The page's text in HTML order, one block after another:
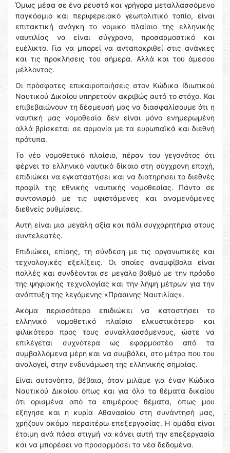
Όμως μέσα σε ένα ρευστό και γρήγορα μεταλλασσόμενο
παγκόσμιο και περιφερειακό γεωπολιτικό τοπίο, είναι
επιτακτική ανάγκη το νομικό πλαίσιο της ελληνικής
ναυτιλίας να είναι σύγχρονο, προσαρμοστικό και
ευέλικτο. Για να μπορεί να ανταποκριθεί στις ανάγκες
και τις προκλήσεις του σήμερα. Αλλά και του άμεσου
μέλλοντος.
Οι πρόσφατες επικαιροποιήσεις στον Κώδικα Ιδιωτικού
Ναυτικού Δικαίου υπηρετούν ακριβώς αυτό το στόχο. Και
επιβεβαιώνουν τη δέσμευσή μας να διασφαλίσουμε ότι η
ναυτική μας νομοθεσία δεν είναι μόνο ενημερωμένη
αλλά βρίσκεται σε αρμονία με τα ευρωπαϊκά και διεθνή
πρότυπα.
Το νέο νομοθετικό πλαίσιο, πέραν του γεγονότος ότι
φέρνει το ελληνικό ναυτικό δίκαιο στη σύγχρονη εποχή,
επιδιώκει να εγκαταστήσει και να διατηρήσει το διεθνές
προφίλ της εθνικής ναυτικής νομοθεσίας. Πάντα σε
συντονισμό με τις υφιστάμενες και αναμενόμενες
διεθνείς ρυθμίσεις.
Αυτή είναι μια μεγάλη αξία και πάλι συγχαρητήρια στους
συντελεστές.
Επιδιώκει, επίσης, τη σύνδεση με τις οργανωτικές και
τεχνολογικές εξελίξεις. Οι οποίες αναμφίβολα είναι
πολλές και συνδέονται σε μεγάλο βαθμό με την πρόοδο
της ψηφιακής τεχνολογίας και την λήψη μέτρων για την
ανάπτυξη της λεγόμενης «Πράσινης Ναυτιλίας».
Ακόμα περισσότερο επιδιώκει να καταστήσει το
ελληνικό νομοθετικό πλαίσιο ελκυστικότερο και
φιλικότερο προς τους συναλλασσόμενους, ώστε να
επιλέγεται συχνότερα ως εφαρμοστέο από τα
συμβαλλόμενα μέρη και να συμβάλει, στο μέτρο που του
αναλογεί, στην ενδυνάμωση της ελληνικής σημαίας.
Είναι αυτονόητο, βέβαια, όταν μιλάμε για έναν Κώδικα
Ναυτικού Δικαίου όπως και για όλα τα θέματα δικαίου
ότι ορισμένα από τα επιμέρους θέματα, όπως μου
εξήγησε και η κυρία Αθανασίου στη συνάντησή μας,
χρήζουν ακόμα περαιτέρω επεξεργασίας. Η ομάδα είναι
έτοιμη ανά πάσα στιγμή να κάνει αυτή την επεξεργασία
και να μπορέσει να προσαρμόσει τα νέα δεδομένα.